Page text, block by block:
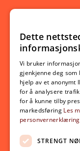
Ny student
Utveksling
Opptak
Lov- og
Aktuelt
Nyheter
Dette
Vi bruker
gjenkjenne deg
hjelp av et anonymt
for å analysere
for å kunne tilby
markedsføring Les
personvernerklæring
STRENGT